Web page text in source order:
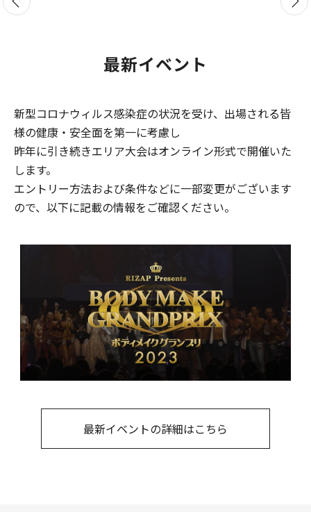
最新イベント
新型コロナウィルス感染症の状況を受け、出場される皆
様の健康・安全面を第一に考慮し
昨年に引き続きエリア大会はオンライン形式で開催いた
します。
エントリー方法および条件などに一部変更がございます
ので、以下に記載の情報をご確認ください。
最新イベントの詳細はこちら